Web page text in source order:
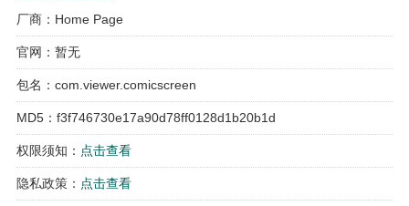
厂商：Home Page
官网：暂无
包名：com.viewer.comicscreen
MD5：f3f746730e17a90d78ff0128d1b20b1d
权限须知： 点击查看
隐私政策： 点击查看